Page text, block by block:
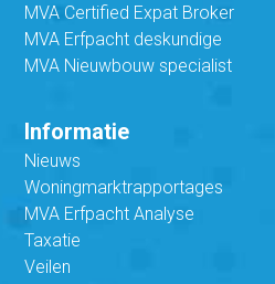
MVA Certified Expat Broker
MVA Erfpacht deskundige
MVA Nieuwbouw specialist
Informatie
Nieuws
Woningmarktrapportages
MVA Erfpacht Analyse
Taxatie
Veilen